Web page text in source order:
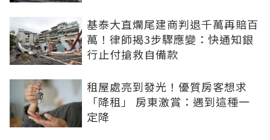
基泰大直爛尾建商判退千萬再賠百
萬！律師揭3步驟應變：快通知銀
行止付搶救自備款
租屋處亮到發光！優質房客想求
「降租」 房東激賞：遇到這種一
定降